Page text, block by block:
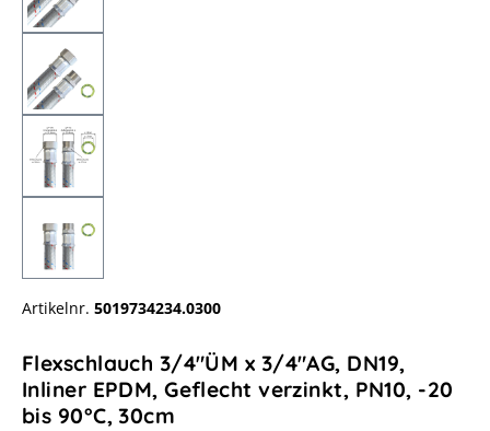
Artikelnr. 5019734234.0300
Flexschlauch 3/4"ÜM x 3/4"AG, DN19,
Inliner EPDM, Geflecht verzinkt, PN10, -20
bis 90°C, 30cm